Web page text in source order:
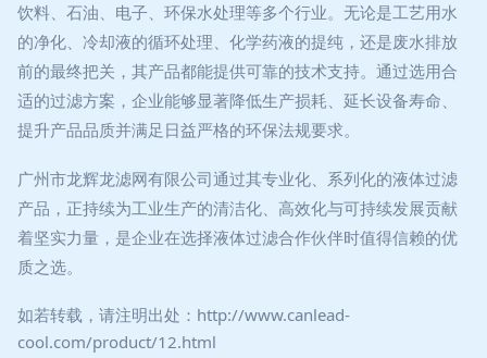
饮料、石油、电子、环保水处理等多个行业。无论是工艺用水
的净化、冷却液的循环处理、化学药液的提纯，还是废水排放
前的最终把关，其产品都能提供可靠的技术支持。通过选用合
适的过滤方案，企业能够显著降低生产损耗、延长设备寿命、
提升产品品质并满足日益严格的环保法规要求。
广州市龙辉龙滤网有限公司通过其专业化、系列化的液体过滤
产品，正持续为工业生产的清洁化、高效化与可持续发展贡献
着坚实力量，是企业在选择液体过滤合作伙伴时值得信赖的优
质之选。
如若转载，请注明出处：http://www.canlead-
cool.com/product/12.html